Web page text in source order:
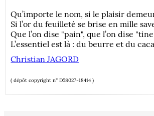
Qu’importe le nom, si le plaisir
Si l’or du feuilleté se brise en mille
Que l’on dise "pain", que l’on dise
L’essentiel est là : du beurre et du
Christian JAGORD
( dépôt copyright n° D58027-18414 )